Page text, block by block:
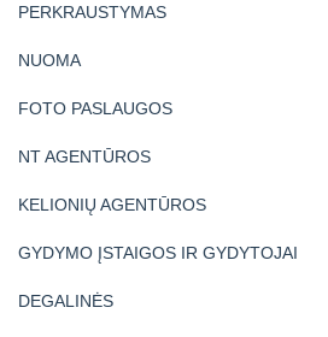
PERKRAUSTYMAS
NUOMA
FOTO PASLAUGOS
NT AGENTŪROS
KELIONIŲ AGENTŪROS
GYDYMO ĮSTAIGOS IR GYDYTOJAI
DEGALINĖS